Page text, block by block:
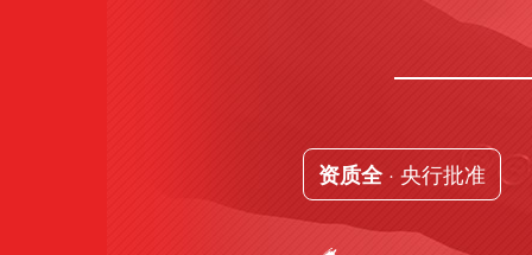
资质全· 央行批准